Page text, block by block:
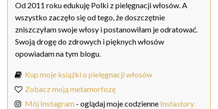
Od 2011 roku edukuję Polki z pielęgnacji włosów. A
wszystko zaczęło się od tego, że doszczętnie
zniszczyłam swoje włosy i postanowiłam je odratować.
Swoją drogę do zdrowych i pięknych włosów
opowiadam na tym blogu.
Kup moje książki o pielęgnacji włosów
Zobacz moją metamorfozę
Mój Instagram - oglądaj moje codzienne Instastory